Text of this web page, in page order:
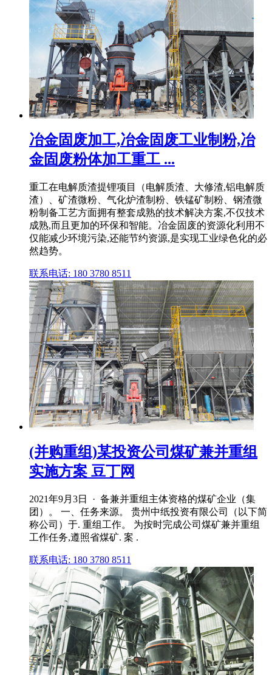
冶金固废加工,冶金固废工业制粉,冶
金固废粉体加工重工 ...
重工在电解质渣提锂项目（电解质渣、大修渣,铝电解质
渣）、矿渣微粉、气化炉渣制粉、铁锰矿制粉、钢渣微
粉制备工艺方面拥有整套成熟的技术解决方案,不仅技术
成熟,而且更加的环保和智能。冶金固废的资源化利用不
仅能减少环境污染,还能节约资源,是实现工业绿色化的必
然趋势。
联系电话: 180 3780 8511
(并购重组)某投资公司煤矿兼并重组
实施方案 豆丁网
2021年9月3日 · 备兼并重组主体资格的煤矿企业（集
团）。 一、任务来源。 贵州中纸投资有限公司（以下简
称公司）于. 重组工作。 为按时完成公司煤矿兼并重组
工作任务,遵照省煤矿. 案 .
联系电话: 180 3780 8511